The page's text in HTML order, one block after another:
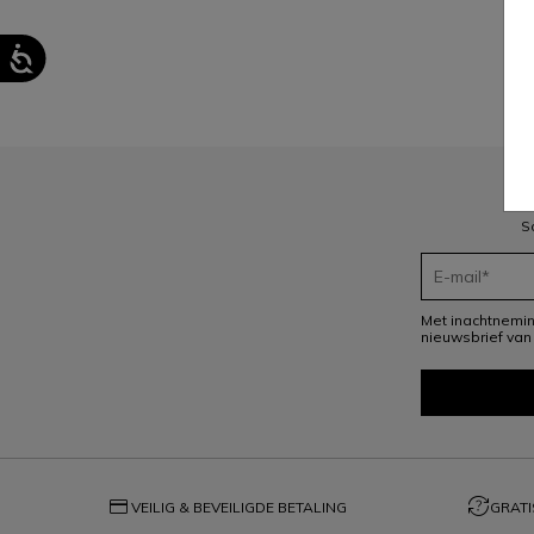
Met
nieuwsbrief
credit_card VEILIG & BEVEILIGDE BETALING question_exchange